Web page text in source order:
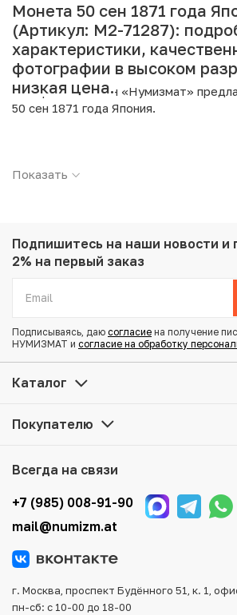
Монета 50 сен 1871 года
(Артикул: M2-71287):
характеристики,
фотографии в высоком
низкая цена.
Интернет магазин «Нумизмат»
50 сен 1871 года Япония.
Страна: Япония
Проба: 800
Вес: 12.51 г
Тираж: 2.648.309
Y# 4a.1
Купить 50 сен 1871 года Япония по
представленные в каталоге, находятся
Мы доставим Ваш заказ в любой
того, возможен самовывоз товара из
Для вашего удобства представлены
оплаты и доставки заказа. Все
повреждения во время доставки.
Показать
Подпишитесь на наши новости и
2% на первый заказ
Подписываясь, даю согласие на получение
НУМИЗМАТ и согласие на обработку
Каталог
Покупателю
Всегда на связи
+7 (985) 008-91-90
mail@numizm.at
г. Москва, проспект Будённого 51, к. 1,
пн-сб: с 10-00 до 18-00